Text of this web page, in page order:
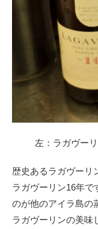
左：ラガヴー
歴史あるラガヴーリ
ラガヴーリン16年で
のが他のアイラ島の
ラガヴーリンの美味